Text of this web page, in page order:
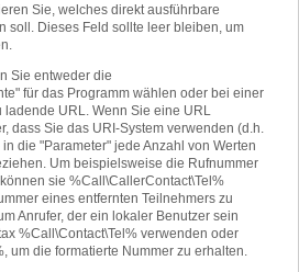
Sie, welches direkt ausführbare
soll. Dieses Feld sollte leer bleiben, um
Sie entweder die
für das Programm wählen oder bei einer
URL. Wenn Sie eine URL
dass Sie das URI-System verwenden (d.h.
die "Parameter" jede Anzahl von Werten
Um beispielsweise die Rufnummer
sie %Call\CallerContact\Tel%
eines entfernten Teilnehmers zu
Anrufer, der ein lokaler Benutzer sein
%Call\Contact\Tel% verwenden oder
um die formatierte Nummer zu erhalten.